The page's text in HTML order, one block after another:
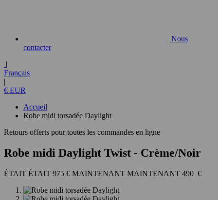
Nous
contacter
|
Français
|
€ EUR
Accueil
Robe midi torsadée Daylight
Retours offerts pour toutes les commandes en ligne
Robe midi Daylight Twist - Crème/Noir
975 € 490 €